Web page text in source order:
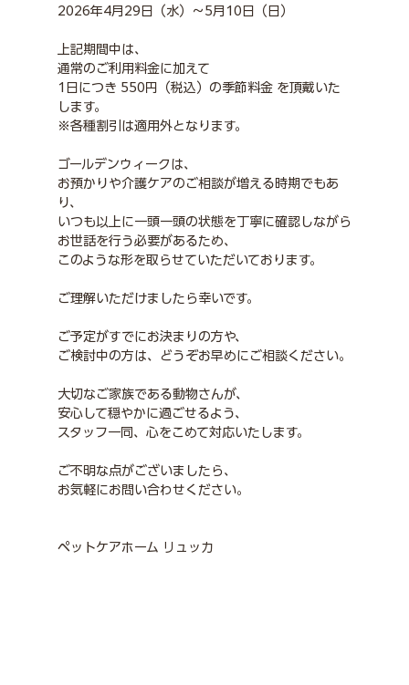
2026年4月29日（水）〜5月10日（日）
上記期間中は、
通常のご利用料金に加えて
1日につき 550円（税込）の季節料金 を頂戴いた
します。
※各種割引は適用外となります。
ゴールデンウィークは、
お預かりや介護ケアのご相談が増える時期でもあ
り、
いつも以上に一頭一頭の状態を丁寧に確認しながら
お世話を行う必要があるため、
このような形を取らせていただいております。
ご理解いただけましたら幸いです。
ご予定がすでにお決まりの方や、
ご検討中の方は、どうぞお早めにご相談ください。
大切なご家族である動物さんが、
安心して穏やかに過ごせるよう、
スタッフ一同、心をこめて対応いたします。
ご不明な点がございましたら、
お気軽にお問い合わせください。
ペットケアホーム リュッカ